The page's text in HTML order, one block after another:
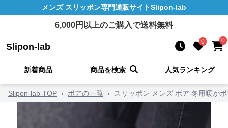
メンズ スリッポン専門通販サイトSlipon-lab
6,000円以上のご購入で送料無料
Slipon-lab 0 0
新着商品 商品を検索 人気ランキング
Slipon-lab TOP › ボアの一覧 › スリッポン メンズ ボア 冬用暖か